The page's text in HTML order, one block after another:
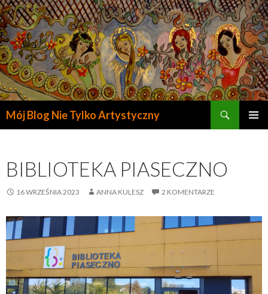
Mój Blog Nie Tylko Artystyczny
BIBLIOTEKA PIASECZNO
16 WRZEŚNIA 2023 ANNA KULESZ 2 KOMENTARZE